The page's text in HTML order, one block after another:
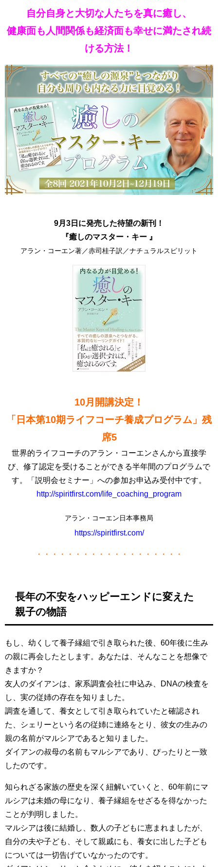
自分自身と大切な人たちを真に癒し、
健康面も人間関係も経済面も幸せに満たされ続
ける方法！
9月3日に発売した待望の新刊！
『癒しのマスター・キー 』
アラン・コーエン著／赤司桂子訳／ナチュラルスピリット
10月開講決定！
「日本第10期ライフコーチ養成プログラム」残
席5
世界的ライフコーチのアラン・コーエンさんから直接学
び、修了認定を受けることができる半年間のプログラムで
す。「説明会セミナー」への参加お申込み受付中です。
http://spiritfirst.com/life_coaching_program
アラン・コーエン日本事務局
https://spiritfirst.com/
・・・・・・・・・・・・・・・・・・・
長年の不安をハッピーエンドに変えた
親子の物語
もし、幼くして養子縁組で引き取られた後、60年後に生み
の親に再会したとします。あなたは、そんなことを想像で
きますか？
友人のダイアンは、家系調査会社に申込み、DNAの検査を
し、実の従姉の存在を知りました。
調査を通して、養女として引き取られていたと確認され
た、シェリーという名の従姉に連絡をとり、彼女の生みの
親の名前がマルシアであると知りました。
ダイアンの叔母の名前もマルシアであり、ぴったりと一致
したのです。
知られざる家族の歴史を深く紐解いていくと、60年前にマ
ルシアは未婚の母になり、養子縁組をせざるを得なかった
ことが判明しました。
マルシアは後に結婚し、数人の子どもに恵まれましたが、
自分の夫や子ども、そして親戚にも、養女に出した子ども
については一切告げていなかったのです。